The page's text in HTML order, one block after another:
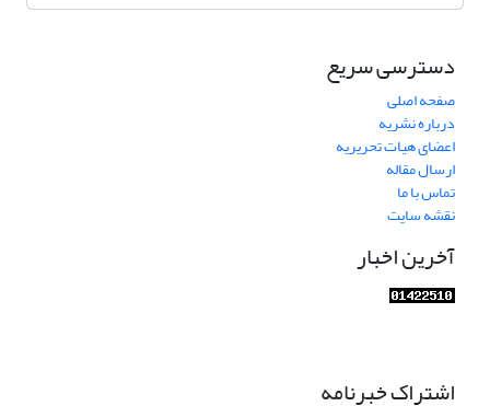
دسترسی سریع
صفحه اصلی
درباره نشریه
اعضای هیات تحریریه
ارسال مقاله
تماس با ما
نقشه سایت
آخرین اخبار
اشتراک خبرنامه